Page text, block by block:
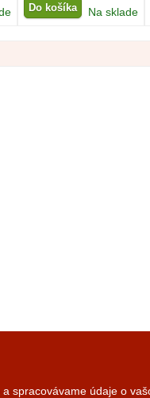
Do košíka Na sklade
spracovávame údaje o